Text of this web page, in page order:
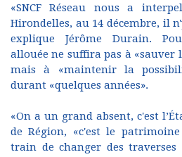
«SNCF Réseau nous a
Hirondelles, au 14 décembre, il
explique Jérôme Durain.
allouée ne suffira pas à «sauver
mais à «maintenir la
durant «quelques années».
«On a un grand absent, c'est
de Région, «c'est le
train de changer des traverses